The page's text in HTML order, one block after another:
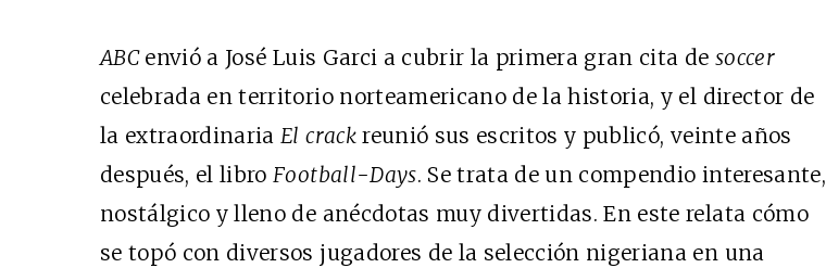
ABCenvió a José Luis Garci a cubrir la primera gran cita de soccer
celebrada en territorio norteamericano de la historia, y el director de
la extraordinariaEl crackreunió sus escritos y publicó, veinte años
después, el libroFootball-Days. Se trata de un compendio interesante,
nostálgico y lleno de anécdotas muy divertidas. En este relata cómo
se topó con diversos jugadores de la selección nigeriana en una